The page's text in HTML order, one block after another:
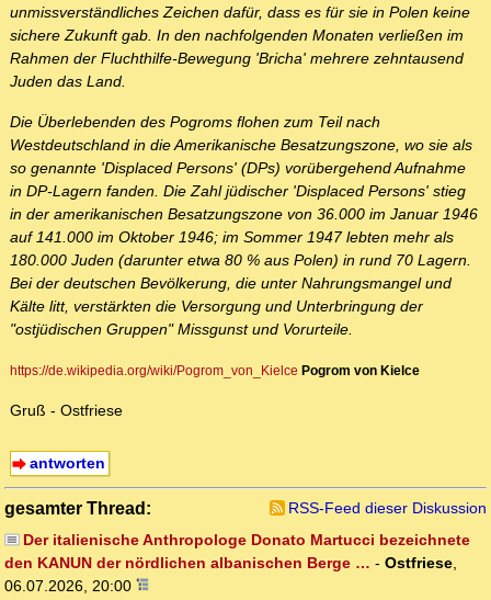
unmissverständliches Zeichen dafür, dass es für sie in Polen keine
sichere Zukunft gab. In den nachfolgenden Monaten verließen im
Rahmen der Fluchthilfe-Bewegung 'Bricha' mehrere zehntausend
Juden das Land.
Die Überlebenden des Pogroms flohen zum Teil nach
Westdeutschland in die Amerikanische Besatzungszone, wo sie als
so genannte 'Displaced Persons' (DPs) vorübergehend Aufnahme
in DP-Lagern fanden. Die Zahl jüdischer 'Displaced Persons' stieg
in der amerikanischen Besatzungszone von 36.000 im Januar 1946
auf 141.000 im Oktober 1946; im Sommer 1947 lebten mehr als
180.000 Juden (darunter etwa 80 % aus Polen) in rund 70 Lagern.
Bei der deutschen Bevölkerung, die unter Nahrungsmangel und
Kälte litt, verstärkten die Versorgung und Unterbringung der
"ostjüdischen Gruppen" Missgunst und Vorurteile.
https://de.wikipedia.org/wiki/Pogrom_von_Kielce Pogrom von Kielce
Gruß - Ostfriese
antworten
gesamter Thread:
RSS-Feed dieser Diskussion
Der italienische Anthropologe Donato Martucci bezeichnete
den KANUN der nördlichen albanischen Berge … - Ostfriese,
06.07.2026, 20:00